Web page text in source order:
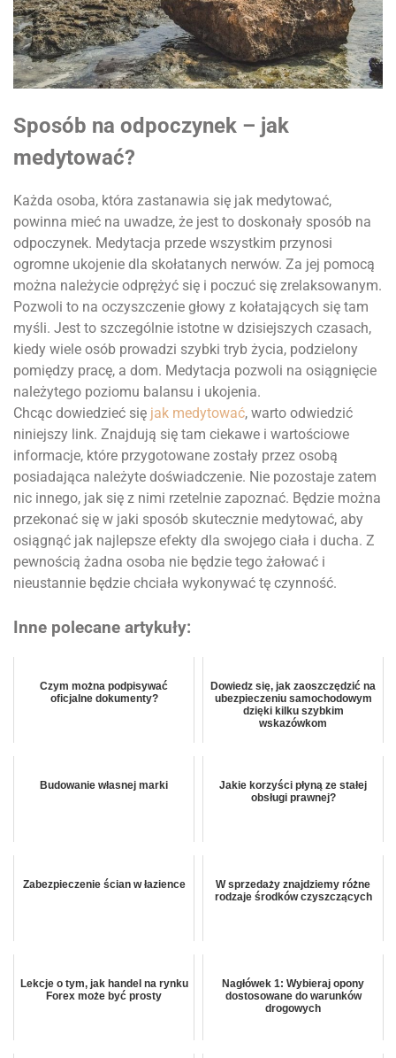
Sposób na odpoczynek – jak
medytować?
Każda osoba, która zastanawia się jak medytować,
powinna mieć na uwadze, że jest to doskonały sposób na
odpoczynek. Medytacja przede wszystkim przynosi
ogromne ukojenie dla skołatanych nerwów. Za jej pomocą
można należycie odprężyć się i poczuć się zrelaksowanym.
Pozwoli to na oczyszczenie głowy z kołatających się tam
myśli. Jest to szczególnie istotne w dzisiejszych czasach,
kiedy wiele osób prowadzi szybki tryb życia, podzielony
pomiędzy pracę, a dom. Medytacja pozwoli na osiągnięcie
należytego poziomu balansu i ukojenia.
Chcąc dowiedzieć się jak medytować, warto odwiedzić
niniejszy link. Znajdują się tam ciekawe i wartościowe
informacje, które przygotowane zostały przez osobą
posiadająca należyte doświadczenie. Nie pozostaje zatem
nic innego, jak się z nimi rzetelnie zapoznać. Będzie można
przekonać się w jaki sposób skutecznie medytować, aby
osiągnąć jak najlepsze efekty dla swojego ciała i ducha. Z
pewnością żadna osoba nie będzie tego żałować i
nieustannie będzie chciała wykonywać tę czynność.
Inne polecane artykuły:
Czym można podpisywać
oficjalne dokumenty?
Dowiedz się, jak zaoszczędzić na
ubezpieczeniu samochodowym
dzięki kilku szybkim
wskazówkom
Budowanie własnej marki
Jakie korzyści płyną ze stałej
obsługi prawnej?
Zabezpieczenie ścian w łazience
W sprzedaży znajdziemy różne
rodzaje środków czyszczących
Lekcje o tym, jak handel na rynku
Forex może być prosty
Nagłówek 1: Wybieraj opony
dostosowane do warunków
drogowych